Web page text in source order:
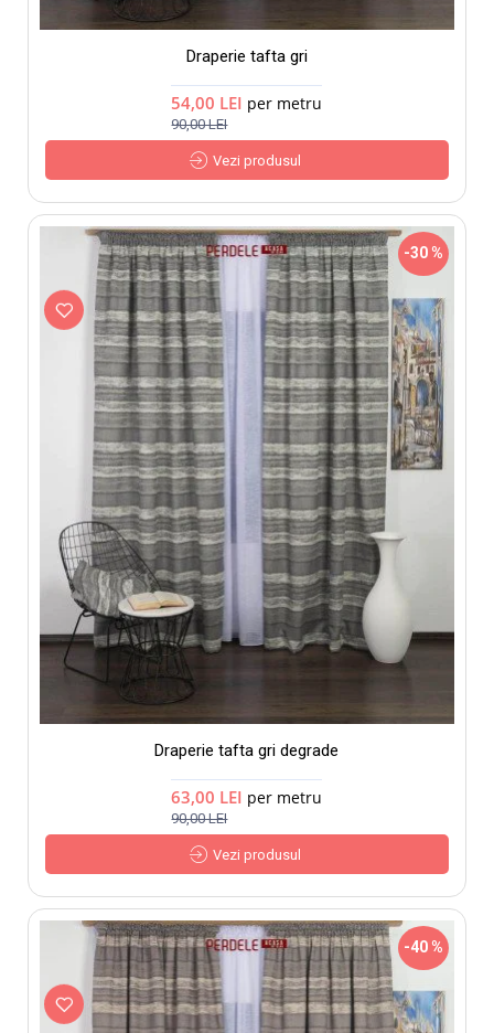
Draperie tafta gri
54,00 LEI per metru
90,00 LEI
Vezi produsul
-30 %
Draperie tafta gri degrade
63,00 LEI per metru
90,00 LEI
Vezi produsul
-40 %